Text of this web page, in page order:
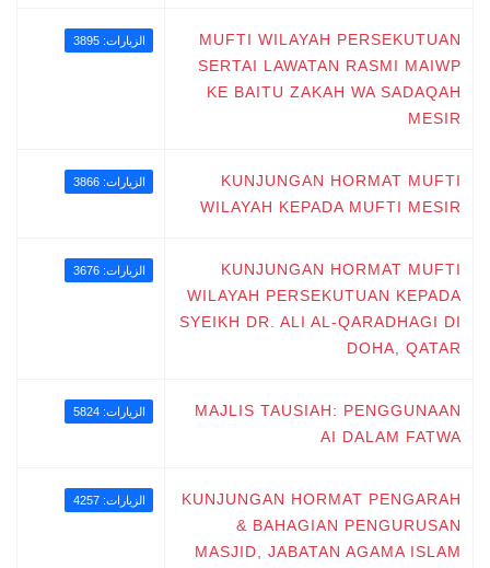
MUFTI WILAYAH PERSEKUTUAN
SERTAI LAWATAN RASMI MAIWP
KE BAITU ZAKAH WA SADAQAH
MESIR
الزيارات: 3895
KUNJUNGAN HORMAT MUFTI
WILAYAH KEPADA MUFTI MESIR
الزيارات: 3866
KUNJUNGAN HORMAT MUFTI
WILAYAH PERSEKUTUAN KEPADA
SYEIKH DR. ALI AL-QARADHAGI DI
DOHA, QATAR
الزيارات: 3676
MAJLIS TAUSIAH: PENGGUNAAN
AI DALAM FATWA
الزيارات: 5824
KUNJUNGAN HORMAT PENGARAH
& BAHAGIAN PENGURUSAN
MASJID, JABATAN AGAMA ISLAM
الزيارات: 4257